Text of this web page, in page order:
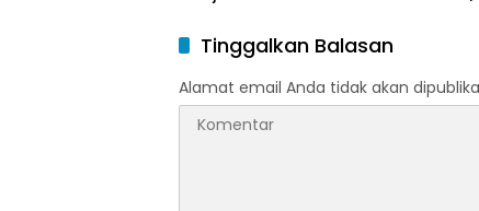
Tinggalkan Balasan
Alamat email Anda tidak akan